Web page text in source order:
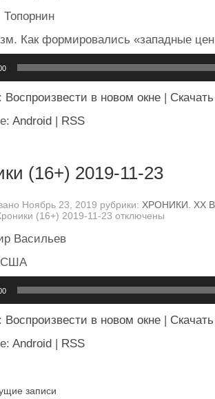
Топорнин
Как формировались «западные
Воспроизвести в новом окне | Скачать
Android | RSS
(16+) 2019-11-23
Ноябрь 23, 2019 рубрики: ХРОНИКИ. ХХ
(16+) 2019-11-23 отключены
Васильев
США
Воспроизвести в новом окне | Скачать
Android | RSS
записи